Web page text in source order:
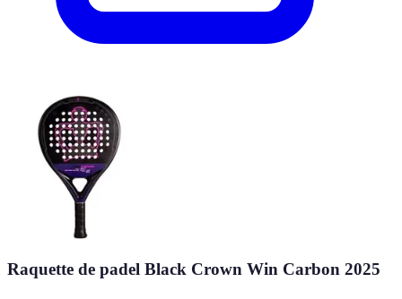
Raquette de padel Black Crown Win Carbon 2025